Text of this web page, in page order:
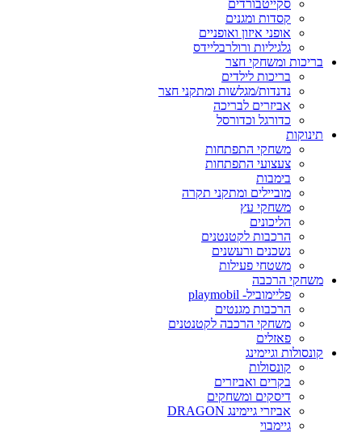
סקייטבורדים
קסדות ומגנים
אופני איזון ואופניים
גלגיליות ורולרבליידס
בריכות ומשחקי חצר
בריכות לילדים
נדנדות/מגלשות ומתקני חצר
אביזרים לבריכה
כדורגל וכדורסל
תינוקות
משחקי התפתחות
צעצועי התפתחות
בימבות
מוביילים ומתקני תקרה
משחקי עץ
הליכונים
הרכבות לקטנטנים
נשכנים ורעשנים
משטחי פעילות
משחקי הרכבה
פליימוביל- playmobil
הרכבות מגנטים
משחקי הרכבה לקטנטנים
פאזלים
קונסולות וגיימינג
קונסולות
בקרים ואביזרים
דיסקים ומשחקים
אביזרי גיימינג DRAGON
גיימבוי